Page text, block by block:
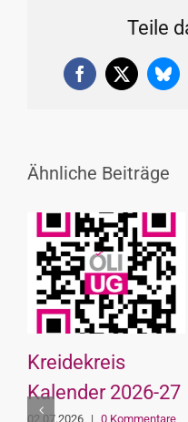
Teile
Facebook
X
Ähnliche Beiträge
Kreidekreis
Kalender 2026-27
02.07.2026 | 0 Kommentare